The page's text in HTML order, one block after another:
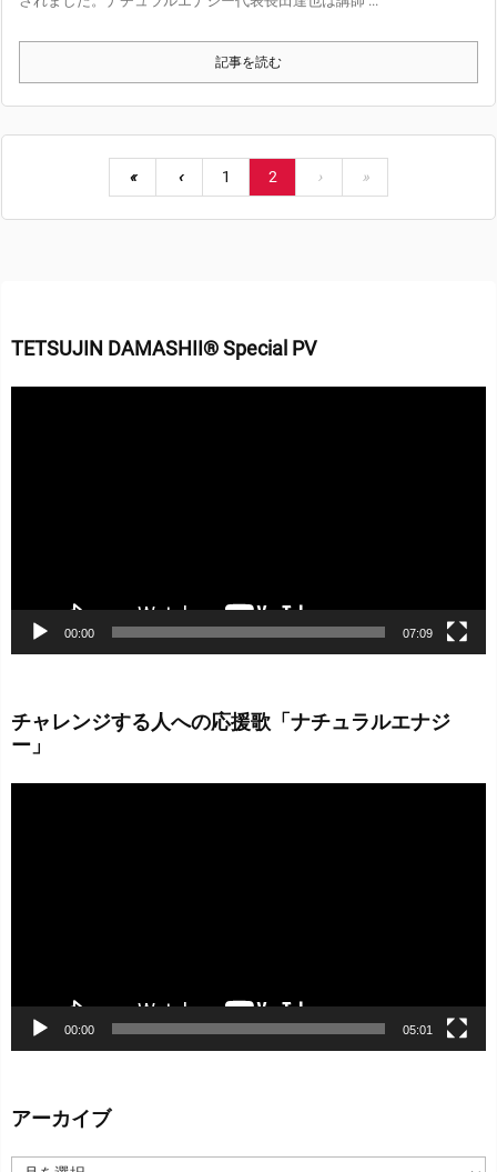
記事を読む
« ‹ 1 2 › »
TETSUJIN DAMASHII® Special PV
00:00 07:09
チャレンジする人への応援歌「ナチュラルエナジ
ー」
00:00 05:01
アーカイブ